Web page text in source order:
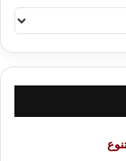
رفت و آمد آن ها
شلوغ بود، از وی
حضور وی هستید).
کوچه و خیابان